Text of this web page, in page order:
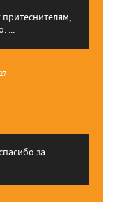
...
за